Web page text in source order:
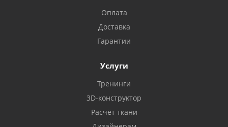
Оплата
Доставка
Гарантии
Услуги
Тренинги
3D-конструктор
Расчёт ткани